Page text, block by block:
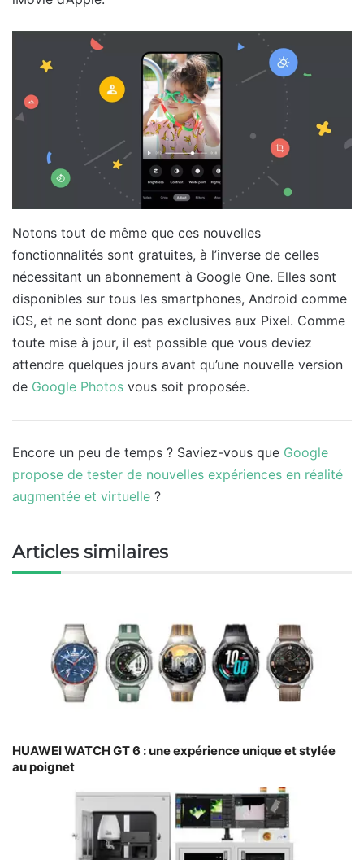
Notons tout de même que ces nouvelles
fonctionnalités sont gratuites, à l’inverse de celles
nécessitant un abonnement à Google One. Elles sont
disponibles sur tous les smartphones, Android comme
iOS, et ne sont donc pas exclusives aux Pixel. Comme
toute mise à jour, il est possible que vous deviez
attendre quelques jours avant qu’une nouvelle version
de Google Photos vous soit proposée.
Encore un peu de temps ? Saviez-vous que Google
propose de tester de nouvelles expériences en réalité
augmentée et virtuelle ?
Articles similaires
HUAWEI WATCH GT 6 : une expérience unique et stylée
au poignet